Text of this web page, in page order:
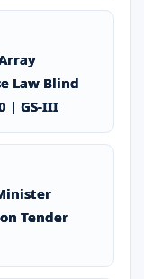
Law Blind
| GS-III
Tender